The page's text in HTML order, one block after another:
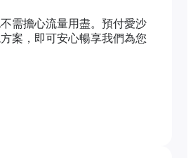
需擔心流量用盡。預付愛沙
案，即可安心暢享我們為您